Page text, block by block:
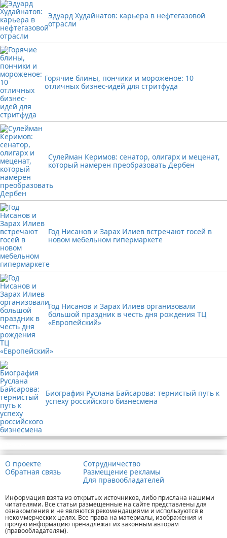
Эдуард Худайнатов: карьера в нефтегазовой
отрасли
Горячие блины, пончики и мороженое: 10
отличных бизнес-идей для стритфуда
Сулейман Керимов: сенатор, олигарх и меценат,
который намерен преобразовать Дербен
Год Нисанов и Зарах Илиев встречают госей в
новом мебельном гипермаркете
Год Нисанов и Зарах Илиев организовали
большой праздник в честь дня рождения ТЦ
«Европейский»
Биография Руслана Байсарова: тернистый путь к
успеху российского бизнесмена
О проекте
Обратная связь
Сотрудничество
Размещение рекламы
Для правообладателей
Информация взята из открытых источников, либо прислана нашими
читателями. Все статьи размещенные на сайте представлены для
ознакомления и не являются рекомендациями и используются в
некоммерческих целях. Все права на материалы, изображения и
прочую информацию пренадлежат их законным авторам
(правообладателям).